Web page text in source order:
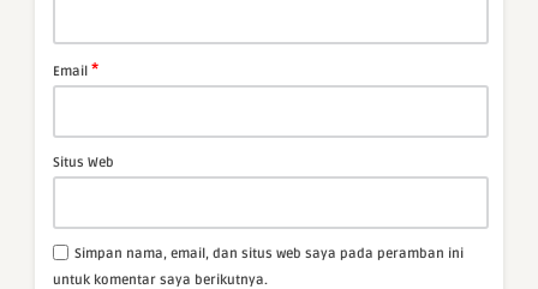
Email *
Situs Web
Simpan nama, email, dan situs web saya pada peramban ini
untuk komentar saya berikutnya.